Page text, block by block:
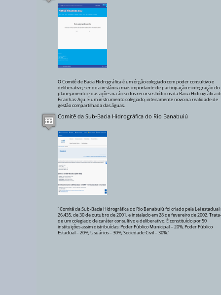
O Comitê de Bacia Hidrográfica é um órgão colegiado com poder consultivo e
deliberativo, sendo a instância mais importante de participação e integração do
planejamento e das ações na área dos recursos hídricos da Bacia Hidrográfica
Piranhas-Açu. É um instrumento colegiado, inteiramente novo na realidade de
gestão compartilhada das águas.
Comitê da Sub-Bacia Hidrográfica do Rio Banabuiú
"Comitê da Sub-Bacia Hidrográfica do Rio Banabuiú foi criado pela Lei estadual
26.435, de 30 de outubro de 2001, e instalado em 28 de fevereiro de 2002.
de um colegiado de caráter consultivo e deliberativo. É constituído por 50
instituições assim distribuídas: Poder Público Municipal – 20%, Poder Público
Estadual – 20%, Usuários – 30%, Sociedade Civil – 30%."